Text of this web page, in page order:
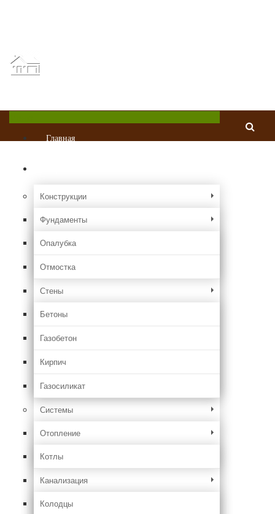
Главная
Конструкции
Фундаменты
Опалубка
Отмостка
Стены
Бетоны
Газобетон
Кирпич
Газосиликат
Системы
Отопление
Котлы
Канализация
Колодцы